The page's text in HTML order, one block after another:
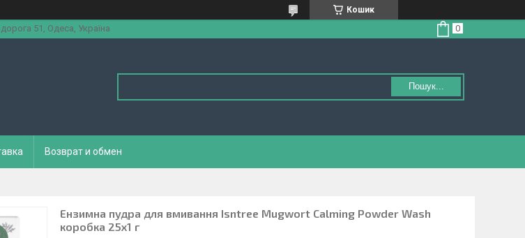
Кошик
51, Одеса, Україна
Пошук...
Возврат и обмен
Ензимна пудра для вмивання Isntree Mugwort Calming Powder Wash
коробка 25х1 г